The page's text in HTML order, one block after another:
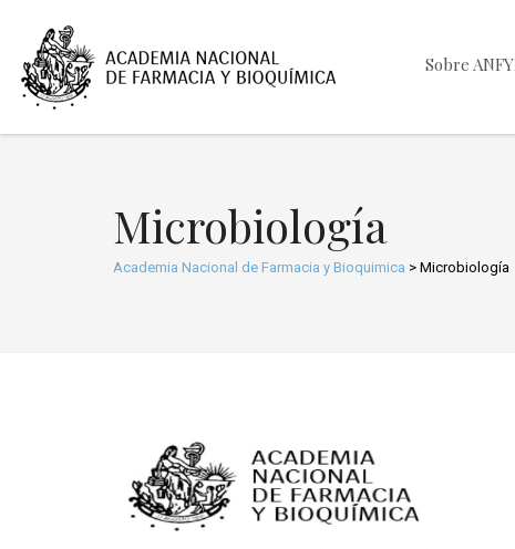
Sobre
Microbiología
Academia Nacional de Farmacia y Bioquimica > Microbiología